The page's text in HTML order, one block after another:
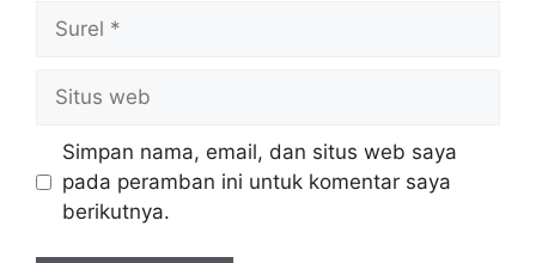
web
Simpan nama, email, dan situs web saya
pada peramban ini untuk komentar saya
berikutnya.